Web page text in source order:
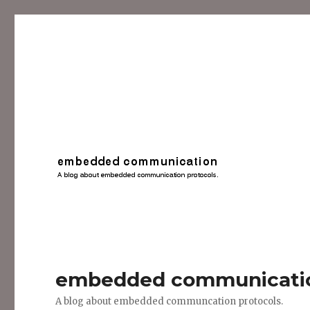
embedded
A blog about embedded communcation protocols.